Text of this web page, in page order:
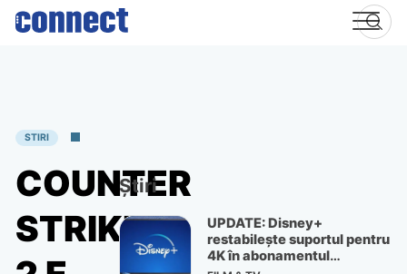
Skip
STIRI
COUNTER
STRIKE
Știri
UPDATE: Disney+
restabilește suportul pentru
4K în abonamentul